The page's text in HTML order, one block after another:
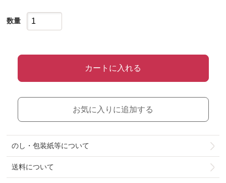
数量
カートに入れる
お気に入りに追加する
のし・包装紙等について
送料について